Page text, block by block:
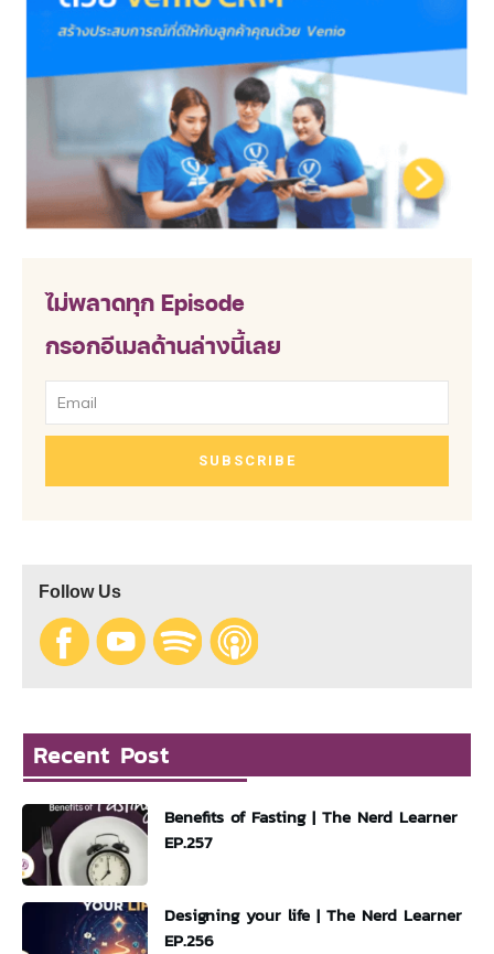
ไม่พลาดทุก Episode
กรอกอีเมลด้านล่างนี้เลย
SUBSCRIBE
Follow Us
Recent Post
Benefits of Fasting | The Nerd Learner
EP.257
Designing your life | The Nerd Learner
EP.256